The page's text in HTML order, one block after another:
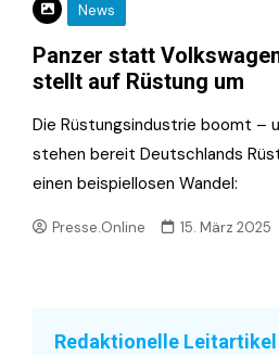
News
Panzer statt
stellt auf Rüstung um
Die Rüstungsindustrie boomt –
stehen bereit Deutschlands
einen beispiellosen Wandel:
Presse.Online 15. März 2025
Redaktionelle Leitartikel